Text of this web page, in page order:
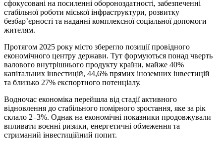
сфокусовані на посиленні обороноздатності, забезпеченні
стабільної роботи міської інфраструктури, розвитку
безбар’єрності та наданні комплексної соціальної допомоги
жителям.
Протягом 2025 року місто зберегло позиції провідного
економічного центру держави. Тут формуються понад чверть
валового внутрішнього продукту країни, майже 40%
капітальних інвестицій, 44,6% прямих іноземних інвестицій
та близько 27% експортного потенціалу.
Водночас економіка перейшла від стадії активного
відновлення до стабільного помірного зростання, яке за рік
склало 2–3%. Однак на економічні показники продовжували
впливати воєнні ризики, енергетичні обмеження та
стриманий інвестиційний попит.